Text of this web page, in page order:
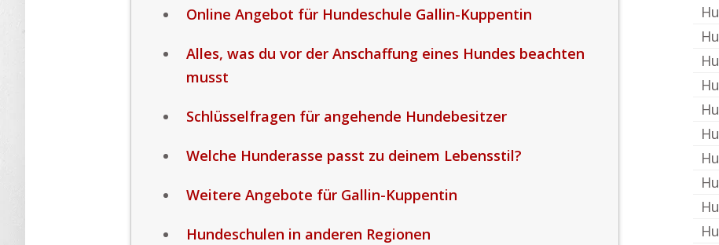
Online Angebot für Hundeschule Gallin-Kuppentin
Alles, was du vor der Anschaffung eines Hundes beachten
musst
Schlüsselfragen für angehende Hundebesitzer
Welche Hunderasse passt zu deinem Lebensstil?
Weitere Angebote für Gallin-Kuppentin
Hundeschulen in anderen Regionen